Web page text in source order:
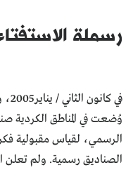
رسملة
في
وُضعت في المناطق الكردية
الرسمي، لقياس مقبولية
الصناديق رسمية. ولم تعلن